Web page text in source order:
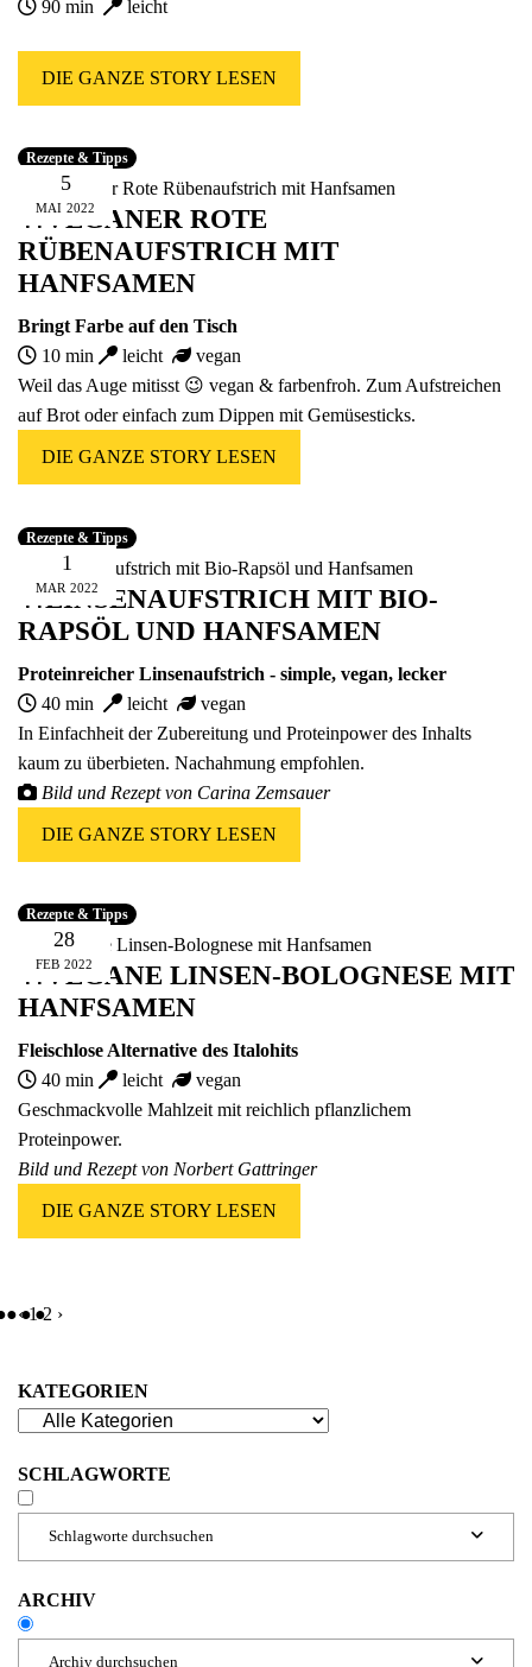
90 min leicht
DIE GANZE STORY LESEN
5
MAI 2022
Rezepte & Tipps
🍴VEGANER ROTE
RÜBENAUFSTRICH MIT
HANFSAMEN
Bringt Farbe auf den Tisch
10 min
leicht
vegan
Weil das Auge mitisst 😉 vegan & farbenfroh. Zum Aufstreichen
auf Brot oder einfach zum Dippen mit Gemüsesticks.
DIE GANZE STORY LESEN
1
MAR 2022
Rezepte & Tipps
🍴LINSENAUFSTRICH MIT BIO-
RAPSÖL UND HANFSAMEN
Proteinreicher Linsenaufstrich - simple, vegan, lecker
40 min
leicht
vegan
In Einfachheit der Zubereitung und Proteinpower des Inhalts
kaum zu überbieten. Nachahmung empfohlen.
Bild und Rezept von Carina Zemsauer
DIE GANZE STORY LESEN
28
FEB 2022
Rezepte & Tipps
🍴VEGANE LINSEN-BOLOGNESE MIT
HANFSAMEN
Fleischlose Alternative des Italohits
40 min
leicht
vegan
Geschmackvolle Mahlzeit mit reichlich pflanzlichem
Proteinpower.
Bild und Rezept von Norbert Gattringer
DIE GANZE STORY LESEN
‹ 1 2 ›
KATEGORIEN
SCHLAGWORTE
Schlagworte durchsuchen 
ARCHIV
Archiv durchsuchen 